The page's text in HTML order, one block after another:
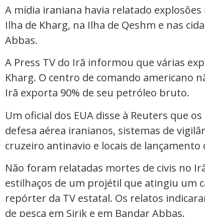
A mídia iraniana havia relatado
Ilha de Kharg, na Ilha de Qeshm e nas
Abbas.
A Press TV do Irã informou que várias
Kharg. O centro de comando americano
Irã exporta 90% de seu petróleo bruto.
Um oficial dos EUA disse à Reuters que
defesa aérea iranianos, sistemas de
cruzeiro antinavio e locais de lançamento
Não foram relatadas mortes de civis no
estilhaços de um projétil que atingiu um
repórter da TV estatal. Os relatos
de pesca em Sirik e em Bandar Abbas.